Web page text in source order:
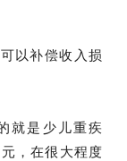
以补偿收入损
就是少儿重疾
，在很大程度